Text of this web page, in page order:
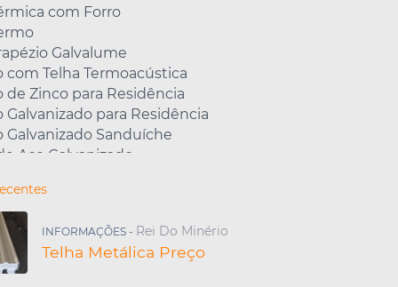
com Forro
Galvalume
com Telha Termoacústica
de Zinco para Residência
Galvanizado para Residência
Galvanizado Sanduíche
Aço Galvanizado
Telha Galvalume
Telha Galvanizada
de Telha Sanduíche
com Isopor
Telha Isotérmica
INFORMAÇÕES - Rei Do Minério
Telha Metálica Preço